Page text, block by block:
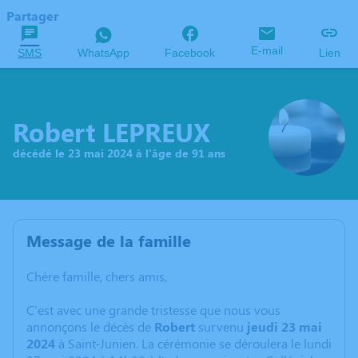
Partager
SMS WhatsApp Facebook E-mail Lien
Robert LEPREUX
décédé le 23 mai 2024 à l'âge de 91 ans
Message de la famille
Chère famille, chers amis,
C'est avec une grande tristesse que nous vous
annonçons le décès de Robert survenu jeudi 23 mai
2024 à Saint-Junien. La cérémonie se déroulera le lundi